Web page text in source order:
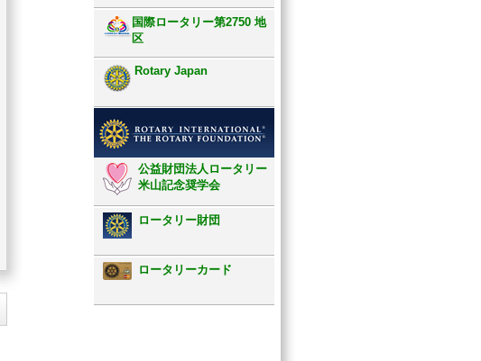
国際ロータリー第2750 地
区
Rotary Japan
公益財団法人ロータリー
米山記念奨学会
ロータリー財団
ロータリーカード